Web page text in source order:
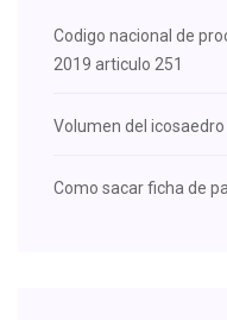
Codigo nacional de
2019 articulo 251
Volumen del icosaedro
Como sacar ficha de